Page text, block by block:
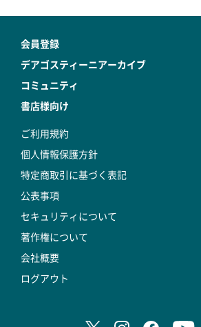
会員登録
デアゴスティーニアーカイブ
コミュニティ
書店様向け
ご利用規約
個人情報保護方針
特定商取引に基づく表記
公表事項
セキュリティについて
著作権について
会社概要
ログアウト